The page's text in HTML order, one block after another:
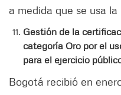
a medida que se usa
Gestión de la
categoría Oro por el
para el ejercicio
Bogotá recibió en